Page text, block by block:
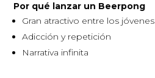
Por qué lanzar un Beerpong
Gran atractivo entre los jóvenes
Adicción y repetición
Narrativa infinita